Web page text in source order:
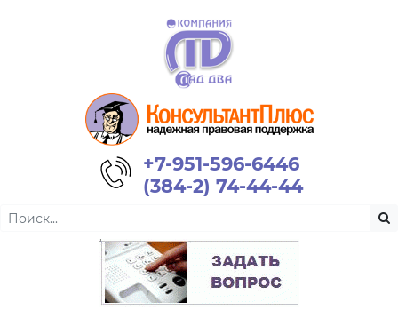
+7-951-596-6446
(384-2) 74-44-44